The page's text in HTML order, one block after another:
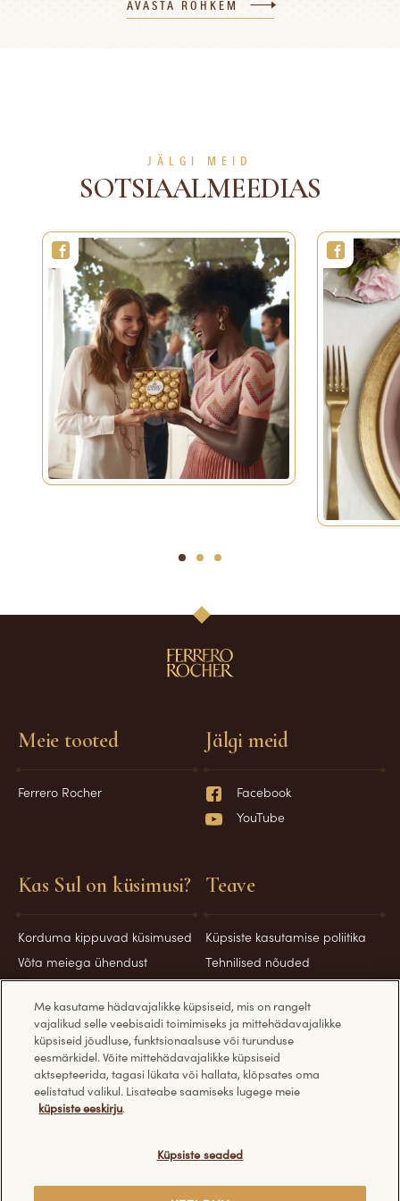
AVASTA ROHKEM
JÄLGI MEID
SOTSIAALMEEDIAS
1 2 3
Meie tooted
Ferrero Rocher
Kas Sul on küsimusi?
Korduma kippuvad küsimused
Võta meiega ühendust
Teave
Küpsiste kasutamise poliitika
Tehnilised nõuded
Privaatsuspoliitika
Küpsiste teave
Turvameetmed
Jälgi meid
Facebook
YouTube
Avasta teised Ferrero veebilehed:
Me kasutame hädavajalikke küpsiseid, mis on rangelt
vajalikud selle veebisaidi toimimiseks ja mittehädavajalikke
küpsiseid jõudluse, funktsionaalsuse või turunduse
eesmärkidel. Võite mittehädavajalikke küpsiseid
aktsepteerida, tagasi lükata või hallata, klõpsates oma
eelistatud valikul. Lisateabe saamiseks lugege meie
küpsiste eeskirju.
Küpsiste seaded